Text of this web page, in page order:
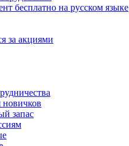
бесплатно на русском языке
за акциями
запас